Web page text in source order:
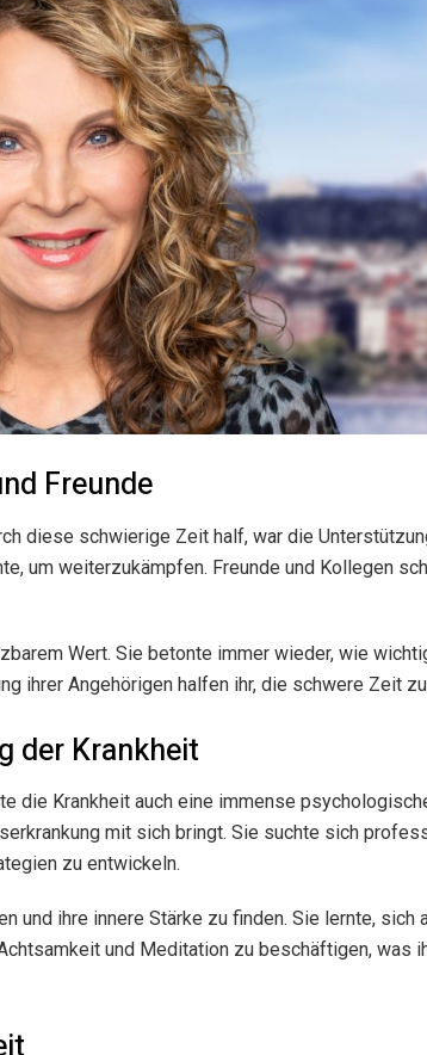
Freunde
diese schwierige Zeit half, war die
um weiterzukämpfen. Freunde und Kollegen
Wert. Sie betonte immer wieder, wie
ihrer Angehörigen halfen ihr, die schwere Zeit
der Krankheit
die Krankheit auch eine immense
mit sich bringt. Sie suchte sich
zu entwickeln.
und ihre innere Stärke zu finden. Sie lernte,
und Meditation zu beschäftigen, was